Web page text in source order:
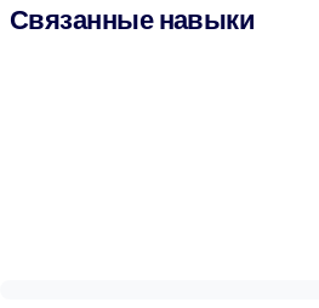
Связанные навыки